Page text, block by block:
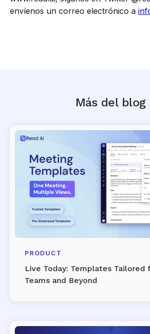
envíenos un correo electrónico a
Más del blog
PRODUCT
Live Today: Templates Tailored
Teams and Beyond